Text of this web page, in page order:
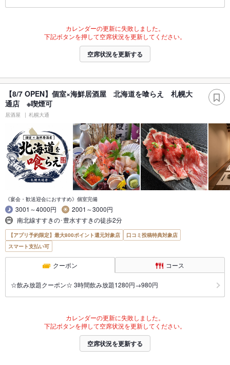
カレンダーの更新に失敗しました。
下記ボタンを押して空席状況を更新してください。
空席状況を更新する
【8/7 OPEN】個室×海鮮居酒屋 北海道を喰らえ 札幌大
通店 ※喫煙可
居酒屋 札幌大通
《宴会・歓送迎会におすすめ》個室完備
3001～4000円
2001～3000円
南北線すすきの･豊水すすきの徒歩2分
【アプリ予約限定】最大800ポイント還元対象店
口コミ投稿特典対象店
スマート支払い可
クーポン コース
☆飲み放題クーポン☆ 3時間飲み放題1280円→980円
カレンダーの更新に失敗しました。
下記ボタンを押して空席状況を更新してください。
空席状況を更新する